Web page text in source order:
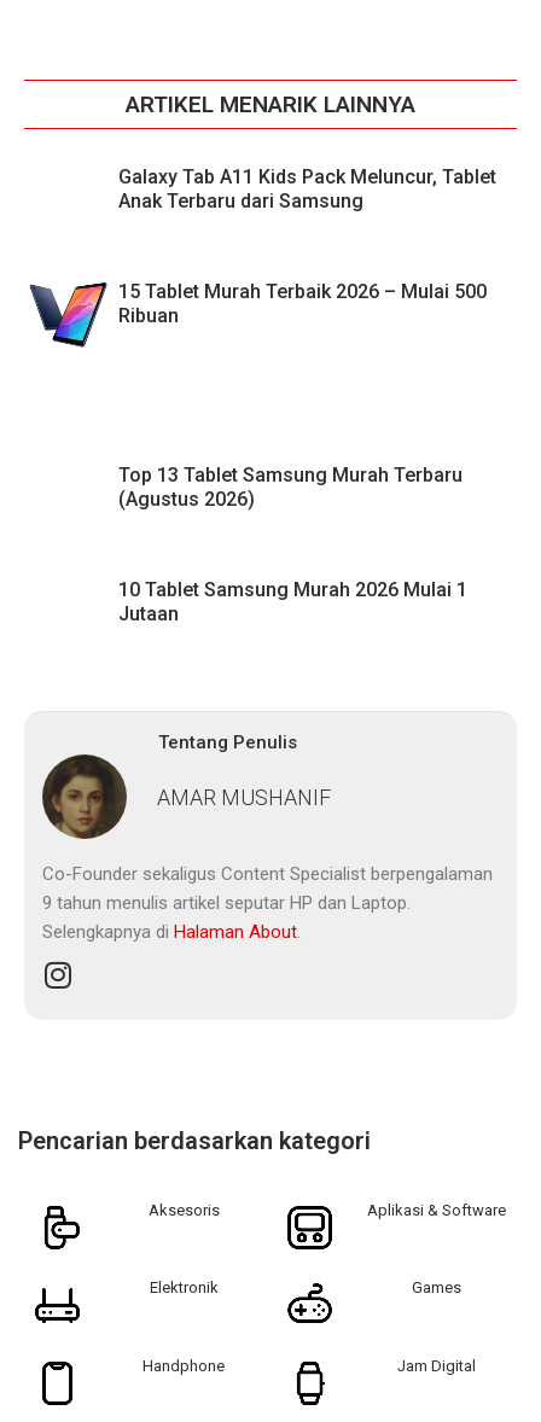
Tentang Penulis
ARTIKEL MENARIK LAINNYA
Galaxy Tab A11 Kids Pack Meluncur, Tablet
Anak Terbaru dari Samsung
15 Tablet Murah Terbaik 2026 – Mulai 500
Ribuan
Top 13 Tablet Samsung Murah Terbaru
(Agustus 2026)
10 Tablet Samsung Murah 2026 Mulai 1
Jutaan
AMAR MUSHANIF
Co-Founder sekaligus Content Specialist berpengalaman
9 tahun menulis artikel seputar HP dan Laptop.
Selengkapnya di Halaman About
Pencarian berdasarkan kategori
Aksesoris Aplikasi & Software
Elektronik Games
Handphone Jam Digital